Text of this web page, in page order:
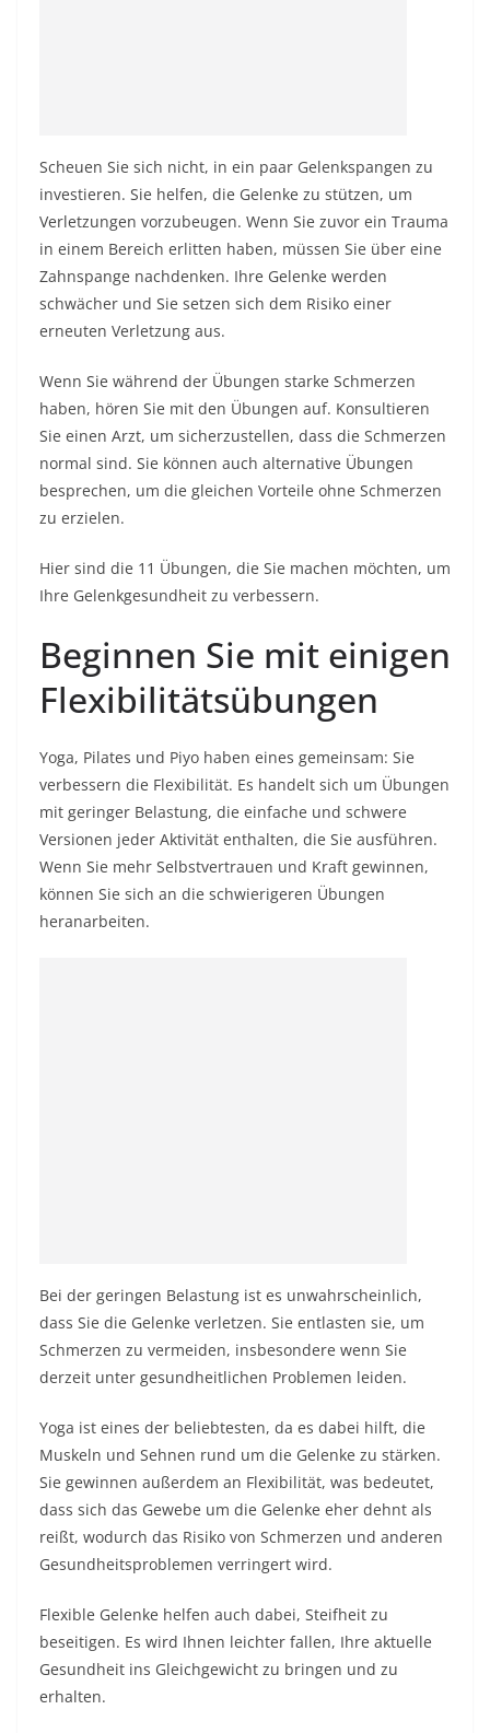
Scheuen Sie sich nicht, in ein paar Gelenkspangen zu
investieren. Sie helfen, die Gelenke zu stützen, um
Verletzungen vorzubeugen. Wenn Sie zuvor ein Trauma
in einem Bereich erlitten haben, müssen Sie über eine
Zahnspange nachdenken. Ihre Gelenke werden
schwächer und Sie setzen sich dem Risiko einer
erneuten Verletzung aus.
Wenn Sie während der Übungen starke Schmerzen
haben, hören Sie mit den Übungen auf. Konsultieren
Sie einen Arzt, um sicherzustellen, dass die Schmerzen
normal sind. Sie können auch alternative Übungen
besprechen, um die gleichen Vorteile ohne Schmerzen
zu erzielen.
Hier sind die 11 Übungen, die Sie machen möchten, um
Ihre Gelenkgesundheit zu verbessern.
Beginnen Sie mit einigen
Flexibilitätsübungen
Yoga, Pilates und Piyo haben eines gemeinsam: Sie
verbessern die Flexibilität. Es handelt sich um Übungen
mit geringer Belastung, die einfache und schwere
Versionen jeder Aktivität enthalten, die Sie ausführen.
Wenn Sie mehr Selbstvertrauen und Kraft gewinnen,
können Sie sich an die schwierigeren Übungen
heranarbeiten.
Bei der geringen Belastung ist es unwahrscheinlich,
dass Sie die Gelenke verletzen. Sie entlasten sie, um
Schmerzen zu vermeiden, insbesondere wenn Sie
derzeit unter gesundheitlichen Problemen leiden.
Yoga ist eines der beliebtesten, da es dabei hilft, die
Muskeln und Sehnen rund um die Gelenke zu stärken.
Sie gewinnen außerdem an Flexibilität, was bedeutet,
dass sich das Gewebe um die Gelenke eher dehnt als
reißt, wodurch das Risiko von Schmerzen und anderen
Gesundheitsproblemen verringert wird.
Flexible Gelenke helfen auch dabei, Steifheit zu
beseitigen. Es wird Ihnen leichter fallen, Ihre aktuelle
Gesundheit ins Gleichgewicht zu bringen und zu
erhalten.